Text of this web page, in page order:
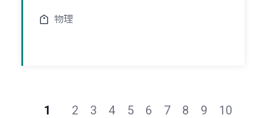
物理
1 2 3 4 5 6 7 8 9 10